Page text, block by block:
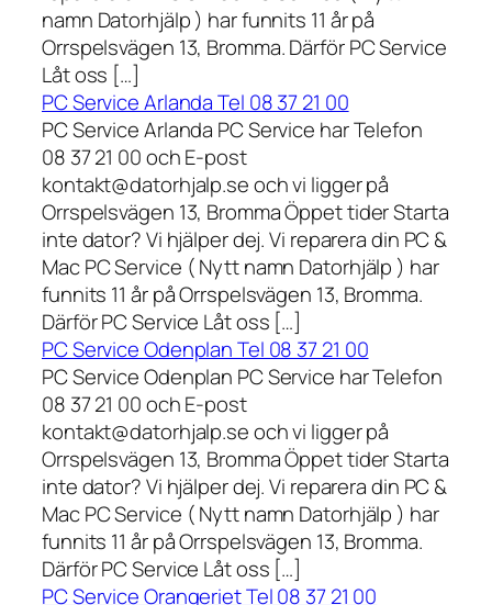
namn Datorhjälp ) har funnits 11 år på
Orrspelsvägen 13, Bromma. Därför PC Service
Låt oss […]
PC Service Arlanda Tel 08 37 21 00
PC Service Arlanda PC Service har Telefon
08 37 21 00 och E-post
kontakt@datorhjalp.se och vi ligger på
Orrspelsvägen 13, Bromma Öppet tider Starta
inte dator? Vi hjälper dej. Vi reparera din PC &
Mac PC Service ( Nytt namn Datorhjälp ) har
funnits 11 år på Orrspelsvägen 13, Bromma.
Därför PC Service Låt oss […]
PC Service Odenplan Tel 08 37 21 00
PC Service Odenplan PC Service har Telefon
08 37 21 00 och E-post
kontakt@datorhjalp.se och vi ligger på
Orrspelsvägen 13, Bromma Öppet tider Starta
inte dator? Vi hjälper dej. Vi reparera din PC &
Mac PC Service ( Nytt namn Datorhjälp ) har
funnits 11 år på Orrspelsvägen 13, Bromma.
Därför PC Service Låt oss […]
PC Service Orangeriet Tel 08 37 21 00